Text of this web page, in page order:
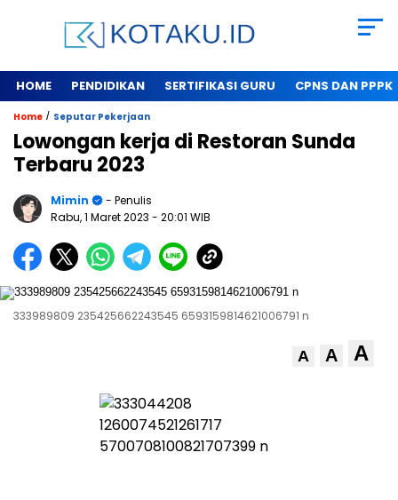
HOME PENDIDIKAN SERTIFIKASI GURU CPNS DAN PPPK
Home / Seputar Pekerjaan
Lowongan kerja di Restoran Sunda
Terbaru 2023
Mimin
- Penulis
Rabu, 1 Maret 2023 - 20:01 WIB
333989809 235425662243545 6593159814621006791 n
A A A